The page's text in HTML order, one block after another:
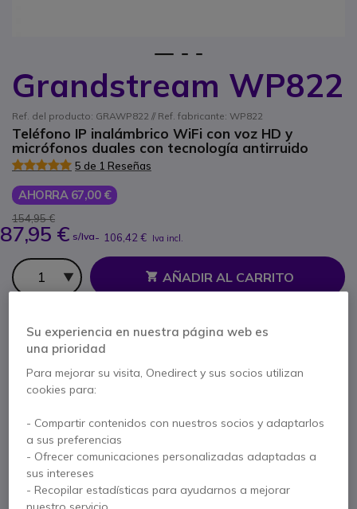
Grandstream WP822
Ref. del producto: GRAWP822 // Ref. fabricante: WP822
Teléfono IP inalámbrico WiFi con voz HD y
micrófonos duales con tecnología antirruido
5 de 1 Reseñas
AHORRA 67,00 €
154,95 €
87,95 € s/Iva- 106,42 € Iva incl.
Cantidad
AÑADIR AL CARRITO
PRESUPUESTO EN 4 H
82 productos en stock plataforma
Entrega:
2 años de garantía
Paga en 3 pagos de
35,47 €
Saltar al comienzo de la galería de imágenes
Su experiencia en nuestra página web es
una prioridad
Para mejorar su visita, Onedirect y sus socios utilizan
cookies para:
- Compartir contenidos con nuestros socios y adaptarlos
a sus preferencias
- Ofrecer comunicaciones personalizadas adaptadas a
sus intereses
- Recopilar estadísticas para ayudarnos a mejorar